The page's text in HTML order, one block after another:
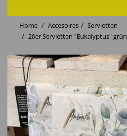
Home
Accesoires
Servietten
20er Servietten "Eukalyptus" grün